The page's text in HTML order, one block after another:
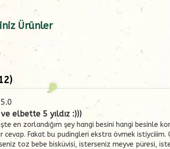
Ürünler
)
5.0
elbette 5 yıldız :)))
en zorlandığım şey hangi besini hangi besinle
cevap. Fakat bu pudingleri ekstra övmek
toz bebe bisküvisi, isterseniz meyve püresi,